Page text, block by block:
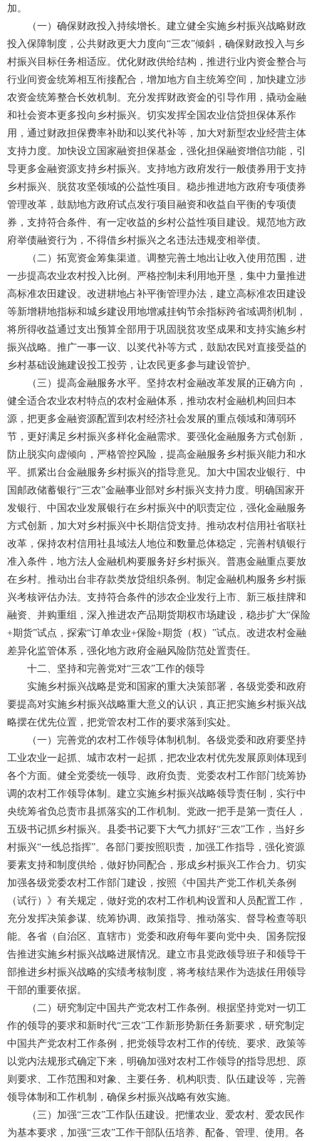
加。
（一）确保财政投入持续增长。建立健全实施乡村振兴战略财政
投入保障制度，公共财政更大力度向“三农”倾斜，确保财政投入与乡
村振兴目标任务相适应。优化财政供给结构，推进行业内资金整合与
行业间资金统筹相互衔接配合，增加地方自主统筹空间，加快建立涉
农资金统筹整合长效机制。充分发挥财政资金的引导作用，撬动金融
和社会资本更多投向乡村振兴。切实发挥全国农业信贷担保体系作
用，通过财政担保费率补助和以奖代补等，加大对新型农业经营主体
支持力度。加快设立国家融资担保基金，强化担保融资增信功能，引
导更多金融资源支持乡村振兴。支持地方政府发行一般债券用于支持
乡村振兴、脱贫攻坚领域的公益性项目。稳步推进地方政府专项债券
管理改革，鼓励地方政府试点发行项目融资和收益自平衡的专项债
券，支持符合条件、有一定收益的乡村公益性项目建设。规范地方政
府举债融资行为，不得借乡村振兴之名违法违规变相举债。
（二）拓宽资金筹集渠道。调整完善土地出让收入使用范围，进
一步提高农业农村投入比例。严格控制未利用地开垦，集中力量推进
高标准农田建设。改进耕地占补平衡管理办法，建立高标准农田建设
等新增耕地指标和城乡建设用地增减挂钩节余指标跨省域调剂机制，
将所得收益通过支出预算全部用于巩固脱贫攻坚成果和支持实施乡村
振兴战略。推广一事一议、以奖代补等方式，鼓励农民对直接受益的
乡村基础设施建设投工投劳，让农民更多参与建设管护。
（三）提高金融服务水平。坚持农村金融改革发展的正确方向，
健全适合农业农村特点的农村金融体系，推动农村金融机构回归本
源，把更多金融资源配置到农村经济社会发展的重点领域和薄弱环
节，更好满足乡村振兴多样化金融需求。要强化金融服务方式创新，
防止脱实向虚倾向，严格管控风险，提高金融服务乡村振兴能力和水
平。抓紧出台金融服务乡村振兴的指导意见。加大中国农业银行、中
国邮政储蓄银行“三农”金融事业部对乡村振兴支持力度。明确国家开
发银行、中国农业发展银行在乡村振兴中的职责定位，强化金融服务
方式创新，加大对乡村振兴中长期信贷支持。推动农村信用社省联社
改革，保持农村信用社县域法人地位和数量总体稳定，完善村镇银行
准入条件，地方法人金融机构要服务好乡村振兴。普惠金融重点要放
在乡村。推动出台非存款类放贷组织条例。制定金融机构服务乡村振
兴考核评估办法。支持符合条件的涉农企业发行上市、新三板挂牌和
融资、并购重组，深入推进农产品期货期权市场建设，稳步扩大“保险
+期货”试点，探索“订单农业+保险+期货（权）”试点。改进农村金融
差异化监管体系，强化地方政府金融风险防范处置责任。
十二、坚持和完善党对“三农”工作的领导
实施乡村振兴战略是党和国家的重大决策部署，各级党委和政府
要提高对实施乡村振兴战略重大意义的认识，真正把实施乡村振兴战
略摆在优先位置，把党管农村工作的要求落到实处。
（一）完善党的农村工作领导体制机制。各级党委和政府要坚持
工业农业一起抓、城市农村一起抓，把农业农村优先发展原则体现到
各个方面。健全党委统一领导、政府负责、党委农村工作部门统筹协
调的农村工作领导体制。建立实施乡村振兴战略领导责任制，实行中
央统筹省负总责市县抓落实的工作机制。党政一把手是第一责任人，
五级书记抓乡村振兴。县委书记要下大气力抓好“三农”工作，当好乡
村振兴“一线总指挥”。各部门要按照职责，加强工作指导，强化资源
要素支持和制度供给，做好协同配合，形成乡村振兴工作合力。切实
加强各级党委农村工作部门建设，按照《中国共产党工作机关条例
（试行）》有关规定，做好党的农村工作机构设置和人员配置工作，
充分发挥决策参谋、统筹协调、政策指导、推动落实、督导检查等职
能。各省（自治区、直辖市）党委和政府每年要向党中央、国务院报
告推进实施乡村振兴战略进展情况。建立市县党政领导班子和领导干
部推进乡村振兴战略的实绩考核制度，将考核结果作为选拔任用领导
干部的重要依据。
（二）研究制定中国共产党农村工作条例。根据坚持党对一切工
作的领导的要求和新时代“三农”工作新形势新任务新要求，研究制定
中国共产党农村工作条例，把党领导农村工作的传统、要求、政策等
以党内法规形式确定下来，明确加强对农村工作领导的指导思想、原
则要求、工作范围和对象、主要任务、机构职责、队伍建设等，完善
领导体制和工作机制，确保乡村振兴战略有效实施。
（三）加强“三农”工作队伍建设。把懂农业、爱农村、爱农民作
为基本要求，加强“三农”工作干部队伍培养、配备、管理、使用。各